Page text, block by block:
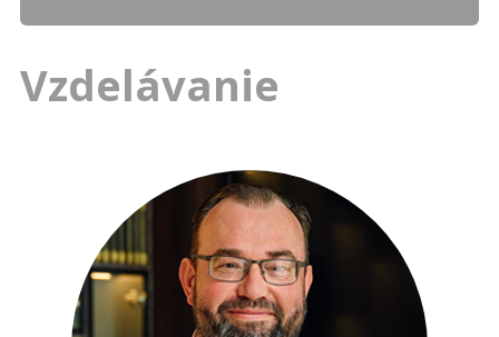
Vzdelávanie